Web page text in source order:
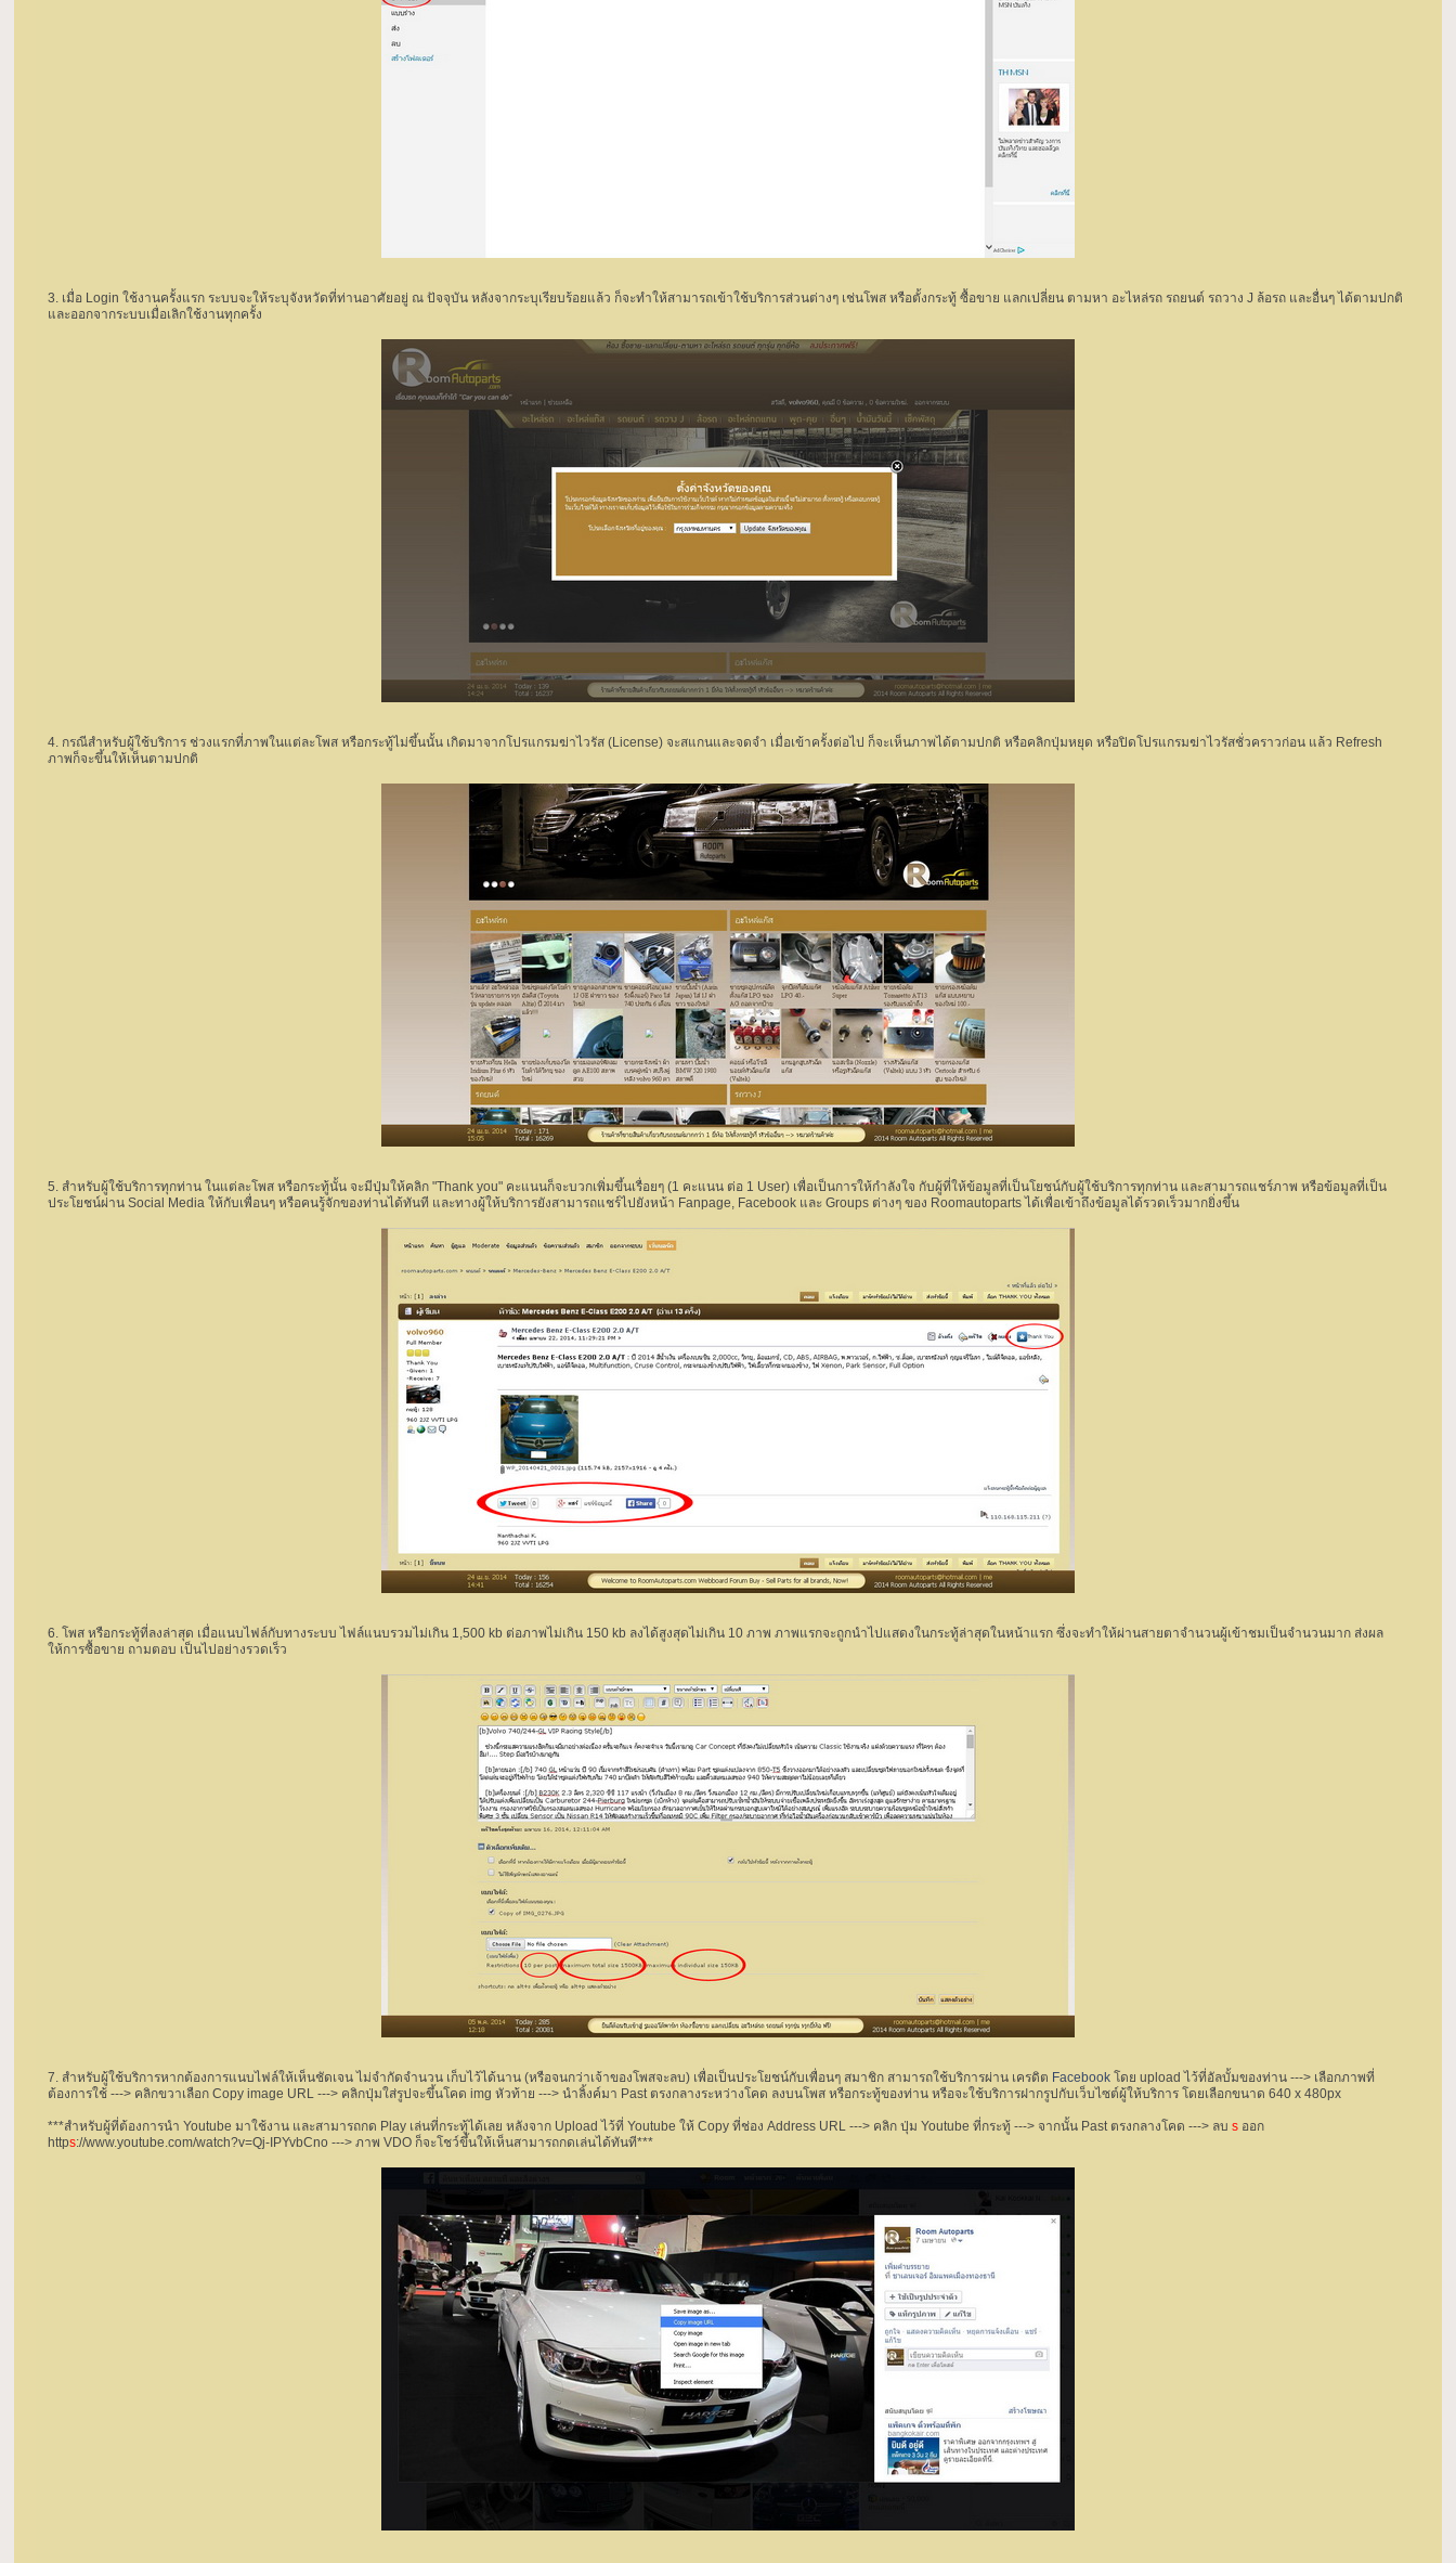
3. เมื่อ Login ใช้งานครั้งแรก ระบบจะให้ระบุจังหวัดที่ท่านอาศัยอยู่ ณ ปัจจุบัน หลังจากระบุเรียบร้อยแล้ว ก็จะทำให้สามารถเข้าใช้บริการส่วนต่างๆ เช่นโพส หรือตั้งกระทู้ ซื้อขาย แลกเปลี่ยน ตามหา อะไหล่รถ รถยนต์ รถวาง J ล้อรถ และอื่นๆ ได้ตามปกติ
และออกจากระบบเมื่อเลิกใช้งานทุกครั้ง
4. กรณีสำหรับผู้ใช้บริการ ช่วงแรกที่ภาพในแต่ละโพส หรือกระทู้ไม่ขึ้นนั้น เกิดมาจากโปรแกรมฆ่าไวรัส (License) จะสแกนและจดจำ เมื่อเข้าครั้งต่อไป ก็จะเห็นภาพได้ตามปกติ หรือคลิกปุ่มหยุด หรือปิดโปรแกรมฆ่าไวรัสชั่วคราวก่อน แล้ว Refresh
ภาพก็จะขึ้นให้เห็นตามปกติ
5. สำหรับผู้ใช้บริการทุกท่าน ในแต่ละโพส หรือกระทู้นั้น จะมีปุ่มให้คลิก "Thank you" คะแนนก็จะบวกเพิ่มขึ้นเรื่อยๆ (1 คะแนน ต่อ 1 User) เพื่อเป็นการให้กำลังใจ กับผู้ที่ให้ข้อมูลที่เป็นโยชน์กับผู้ใช้บริการทุกท่าน และสามารถแชร์ภาพ หรือข้อมูลที่เป็น
ประโยชน์ผ่าน Social Media ให้กับเพื่อนๆ หรือคนรู้จักของท่านได้ทันที และทางผู้ให้บริการยังสามารถแชร์ไปยังหน้า Fanpage, Facebook และ Groups ต่างๆ ของ Roomautoparts ได้เพื่อเข้าถึงข้อมูลได้รวดเร็วมากยิ่งขึ้น
6. โพส หรือกระทู้ที่ลงล่าสุด เมื่อแนบไฟล์กับทางระบบ ไฟล์แนบรวมไม่เกิน 1,500 kb ต่อภาพไม่เกิน 150 kb ลงได้สูงสุดไม่เกิน 10 ภาพ ภาพแรกจะถูกนำไปแสดงในกระทู้ล่าสุดในหน้าแรก ซึ่งจะทำให้ผ่านสายตาจำนวนผู้เข้าชมเป็นจำนวนมาก ส่งผล
ให้การซื้อขาย ถามตอบ เป็นไปอย่างรวดเร็ว
7. สำหรับผู้ใช้บริการหากต้องการแนบไฟล์ให้เห็นชัดเจน ไม่จำกัดจำนวน เก็บไว้ได้นาน (หรือจนกว่าเจ้าของโพสจะลบ) เพื่อเป็นประโยชน์กับเพื่อนๆ สมาชิก สามารถใช้บริการผ่าน เครดิต Facebook โดย upload ไว้ที่อัลบั้มของท่าน ---> เลือกภาพที่
ต้องการใช้ ---> คลิกขวาเลือก Copy image URL ---> คลิกปุ่มใส่รูปจะขึ้นโคด img หัวท้าย ---> นำลิ้งค์มา Past ตรงกลางระหว่างโคด ลงบนโพส หรือกระทู้ของท่าน หรือจะใช้บริการฝากรูปกับเว็บไซต์ผู้ให้บริการ โดยเลือกขนาด 640 x 480px
***สำหรับผู้ที่ต้องการนำ Youtube มาใช้งาน และสามารถกด Play เล่นที่กระทู้ได้เลย หลังจาก Upload ไว้ที่ Youtube ให้ Copy ที่ช่อง Address URL ---> คลิก ปุ่ม Youtube ที่กระทู้ ---> จากนั้น Past ตรงกลางโคด ---> ลบs ออก
https://www.youtube.com/watch?v=Qj-IPYvbCno ---> ภาพ VDO ก็จะโชว์ขึ้นให้เห็นสามารถกดเล่นได้ทันที***